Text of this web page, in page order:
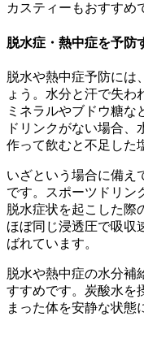
カスティーもおすすめ
脱水症・熱中症を予防
脱水や熱中症予防には、
ょう。水分と汗で失わ
ミネラルやブドウ糖な
ドリンクがない場合、
作って飲むと不足した
いざという場合に備え
です。スポーツドリン
脱水症状を起こした際
ほぼ同じ浸透圧で吸収
ばれています。
脱水や熱中症の水分補
すすめです。炭酸水を
まった体を安静な状態